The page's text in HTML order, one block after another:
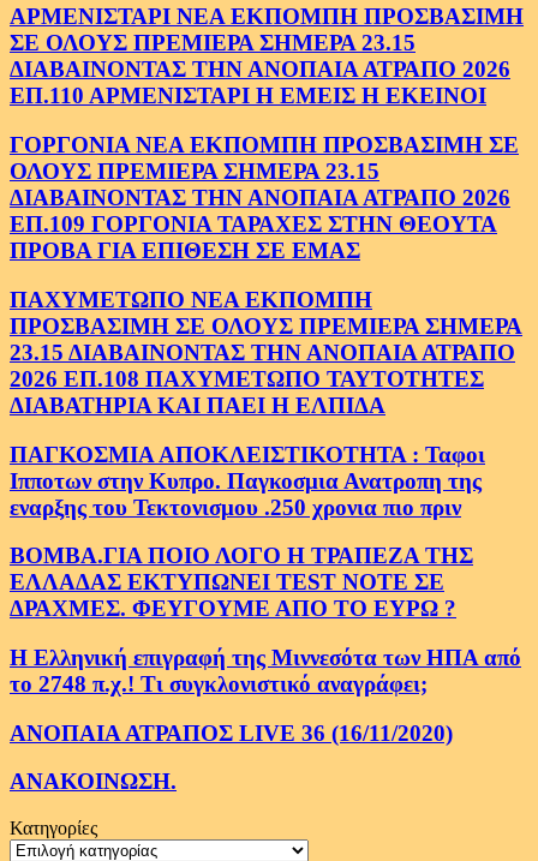
ΑΡΜΕΝΙΣΤΑΡΙ ΝΕΑ ΕΚΠΟΜΠΗ ΠΡΟΣΒΑΣΙΜΗ
ΣΕ ΟΛΟΥΣ ΠΡΕΜΙΕΡΑ ΣΗΜΕΡΑ 23.15
ΔΙΑΒΑΙΝΟΝΤΑΣ ΤΗΝ ΑΝΟΠΑΙΑ ΑΤΡΑΠΟ 2026
ΕΠ.110 ΑΡΜΕΝΙΣΤΑΡΙ Η ΕΜΕΙΣ Η ΕΚΕΙΝΟΙ
ΓΟΡΓΟΝΙΑ ΝΕΑ ΕΚΠΟΜΠΗ ΠΡΟΣΒΑΣΙΜΗ ΣΕ
ΟΛΟΥΣ ΠΡΕΜΙΕΡΑ ΣΗΜΕΡΑ 23.15
ΔΙΑΒΑΙΝΟΝΤΑΣ ΤΗΝ ΑΝΟΠΑΙΑ ΑΤΡΑΠΟ 2026
ΕΠ.109 ΓΟΡΓΟΝΙΑ ΤΑΡΑΧΕΣ ΣΤΗΝ ΘΕΟΥΤΑ
ΠΡΟΒΑ ΓΙΑ ΕΠΙΘΕΣΗ ΣΕ ΕΜΑΣ
ΠΑΧΥΜΕΤΩΠΟ ΝΕΑ ΕΚΠΟΜΠΗ
ΠΡΟΣΒΑΣΙΜΗ ΣΕ ΟΛΟΥΣ ΠΡΕΜΙΕΡΑ ΣΗΜΕΡΑ
23.15 ΔΙΑΒΑΙΝΟΝΤΑΣ ΤΗΝ ΑΝΟΠΑΙΑ ΑΤΡΑΠΟ
2026 ΕΠ.108 ΠΑΧΥΜΕΤΩΠΟ ΤΑΥΤΟΤΗΤΕΣ
ΔΙΑΒΑΤΗΡΙΑ ΚΑΙ ΠΑΕΙ Η ΕΛΠΙΔΑ
ΠΑΓΚΟΣΜΙΑ ΑΠΟΚΛΕΙΣΤΙΚΟΤΗΤΑ : Ταφοι
Ιπποτων στην Κυπρο. Παγκοσμια Ανατροπη της
εναρξης του Τεκτονισμου .250 χρονια πιο πριν
ΒΟΜΒΑ.ΓΙΑ ΠΟΙΟ ΛΟΓΟ Η ΤΡΑΠΕΖΑ ΤΗΣ
ΕΛΛΑΔΑΣ ΕΚΤΥΠΩΝΕΙ TEST NOTE ΣΕ
ΔΡΑΧΜΕΣ. ΦΕΥΓΟΥΜΕ ΑΠΟ ΤΟ ΕΥΡΩ ?
Η Ελληνική επιγραφή της Μιννεσότα των ΗΠΑ από
το 2748 π.χ.! Τι συγκλονιστικό αναγράφει;
ΑΝΟΠΑΙΑ ΑΤΡΑΠΟΣ LIVE 36 (16/11/2020)
ΑΝΑΚΟΙΝΩΣΗ.
Κατηγορίες
Κατηγορίες